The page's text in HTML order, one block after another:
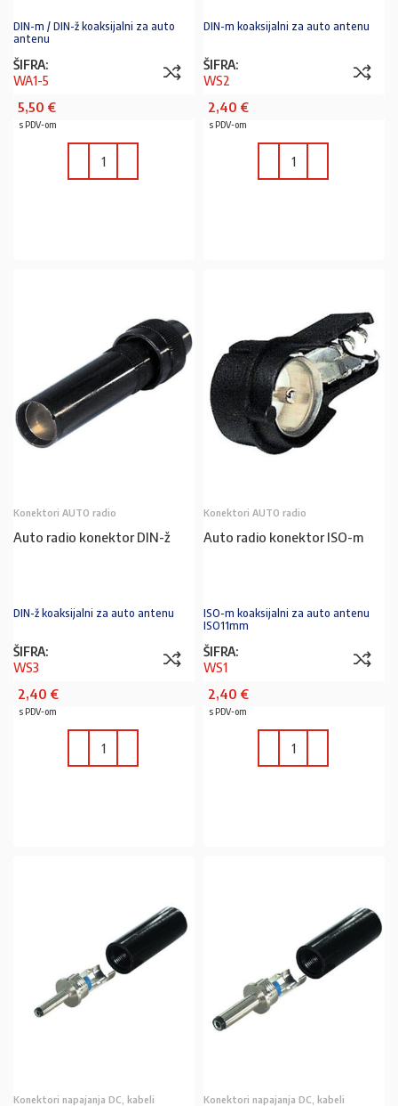
DIN-m / DIN-ž koaksijalni za auto
antenu
ŠIFRA:
WA1-5
5,50 €
s PDV-om
DIN-m koaksijalni za auto antenu
ŠIFRA:
WS2
2,40 €
s PDV-om
Konektori AUTO radio
Auto radio konektor DIN-ž
DIN-ž koaksijalni za auto antenu
ŠIFRA:
WS3
2,40 €
s PDV-om
Konektori AUTO radio
Auto radio konektor ISO-m
ISO-m koaksijalni za auto antenu
ISO11mm
ŠIFRA:
WS1
2,40 €
s PDV-om
Konektori napajanja DC, kabeli Konektori napajanja DC, kabeli